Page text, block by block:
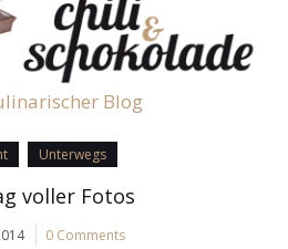
Blog
Unterwegs
voller Fotos
0 Comments